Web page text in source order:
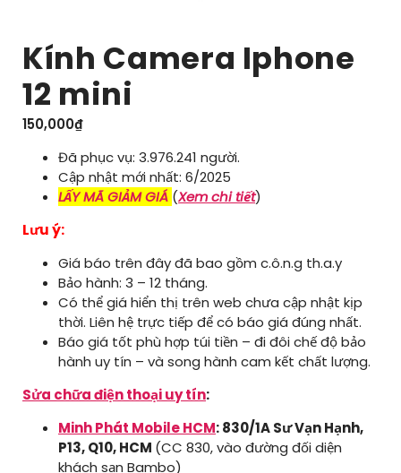
Kính Camera Iphone
12 mini
150,000₫
Đã phục vụ: 3.976.241 người.
Cập nhật mới nhất: 6/2025
LẤY MÃ GIẢM GIÁ (Xem chi tiết)
Lưu ý:
Giá báo trên đây đã bao gồm c.ô.n.g th.a.y
Bảo hành: 3 – 12 tháng.
Có thể giá hiển thị trên web chưa cập nhật kịp
thời. Liên hệ trực tiếp để có báo giá đúng nhất.
Báo giá tốt phù hợp túi tiền – đi đôi chế độ bảo
hành uy tín – và song hành cam kết chất lượng.
Sửa chữa điện thoại uy tín:
Minh Phát Mobile HCM: 830/1A Sư Vạn Hạnh,
P13, Q10, HCM (CC 830, vào đường đối diện
khách sạn Bambo)